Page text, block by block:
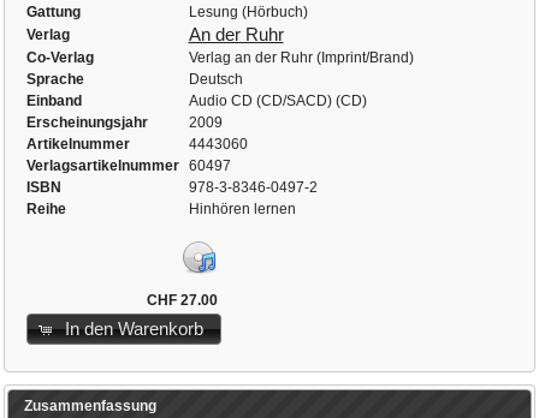
Gattung
Lesung (Hörbuch)
Verlag
An der Ruhr
Co-Verlag
Verlag an der Ruhr (Imprint/Brand)
Sprache
Deutsch
Einband
Audio CD (CD/SACD) (CD)
Erscheinungsjahr
2009
Artikelnummer
4443060
Verlagsartikelnummer
60497
ISBN
978-3-8346-0497-2
Reihe
Hinhören lernen
CHF 27.00
In den Warenkorb
Zusammenfassung